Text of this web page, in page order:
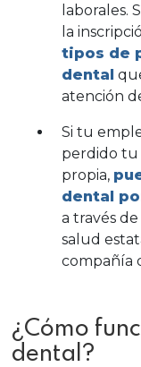
laborales.
la
tipos de
dental
atención
Si tu
perdido tu
propia,
dental
a través
salud
compañía
¿Cómo
dental?